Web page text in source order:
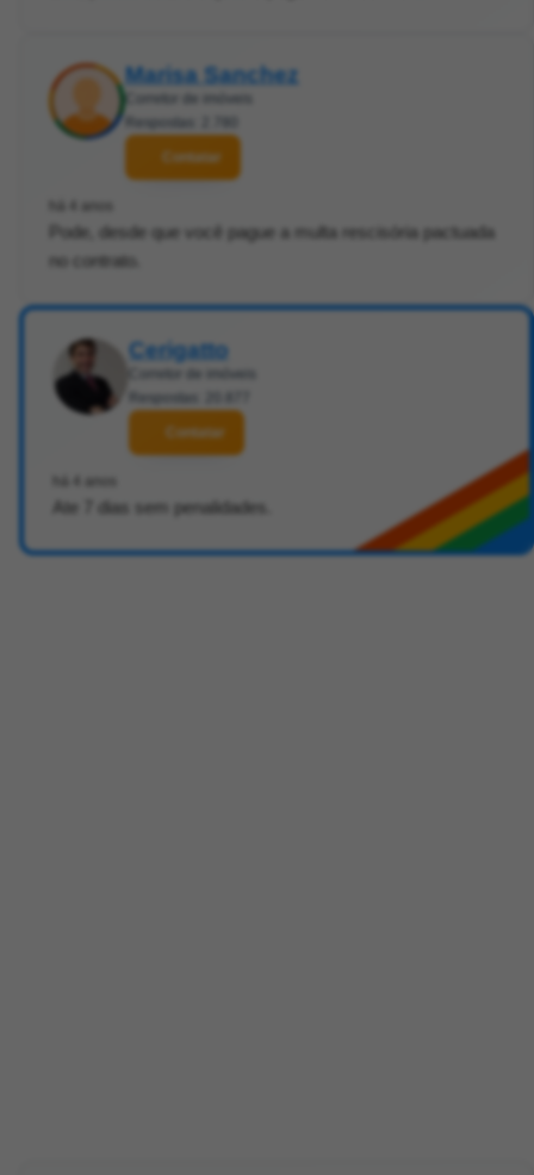
Marisa Sanchez
Corretor de imóveis
Respostas: 2.780
Contatar
há 4 anos
Pode, desde que você pague a multa rescisória pactuada
no contrato.
Cerigatto
Corretor de imóveis
Respostas: 20.877
Contatar
há 4 anos
Ate 7 dias sem penalidades.